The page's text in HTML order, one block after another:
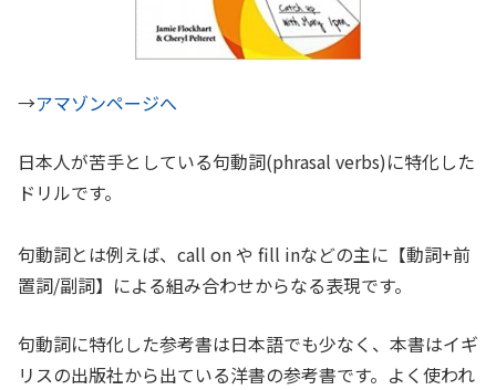
→アマゾンページへ
日本人が苦手としている句動詞(phrasal verbs)に特化した
ドリルです。
句動詞とは例えば、call on や fill inなどの主に【動詞+前
置詞/副詞】による組み合わせからなる表現です。
句動詞に特化した参考書は日本語でも少なく、本書はイギ
リスの出版社から出ている洋書の参考書です。よく使われ